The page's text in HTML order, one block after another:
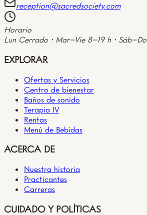
reception@sacredsociety.com
Horario
Lun Cerrado • Mar–Vie 8–19 h •
EXPLORAR
Ofertas y Servicios
Centro de bienestar
Baños de sonido
Terapia IV
Rentas
Menú de Bebidas
ACERCA DE
Nuestra historia
Practicantes
Carreras
CUIDADO Y POLÍTICAS